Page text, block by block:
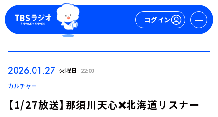
ログイン
2026.01.27 火曜日 22:00
カルチャー
【1/27放送】那須川天心❌北海道リスナー